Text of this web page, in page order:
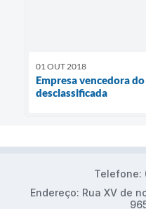
01 OUT 2018
Empresa vencedora
desclassificada
Telefone:
Endereço: Rua XV de